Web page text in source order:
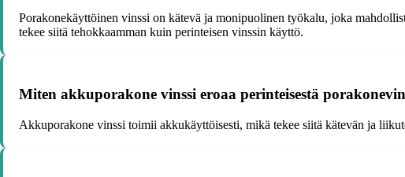
Porakonekäyttöinen vinssi on kätevä ja monipuolinen työkalu, joka
tekee siitä tehokkaamman kuin perinteisen vinssin käyttö.
Miten akkuporakone vinssi eroaa perinteisestä
Akkuporakone vinssi toimii akkukäyttöisesti, mikä tekee siitä kätevän ja